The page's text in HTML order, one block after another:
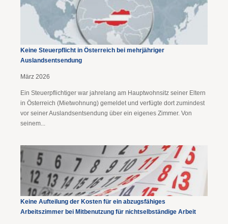
Keine Steuerpflicht in Österreich bei mehrjähriger
Auslandsentsendung
März 2026
Ein Steuerpflichtiger war jahrelang am Hauptwohnsitz seiner Eltern
in Österreich (Mietwohnung) gemeldet und verfügte dort zumindest
vor seiner Auslandsentsendung über ein eigenes Zimmer. Von
seinem...
Keine Aufteilung der Kosten für ein abzugsfähiges
Arbeitszimmer bei Mitbenutzung für nichtselbständige Arbeit